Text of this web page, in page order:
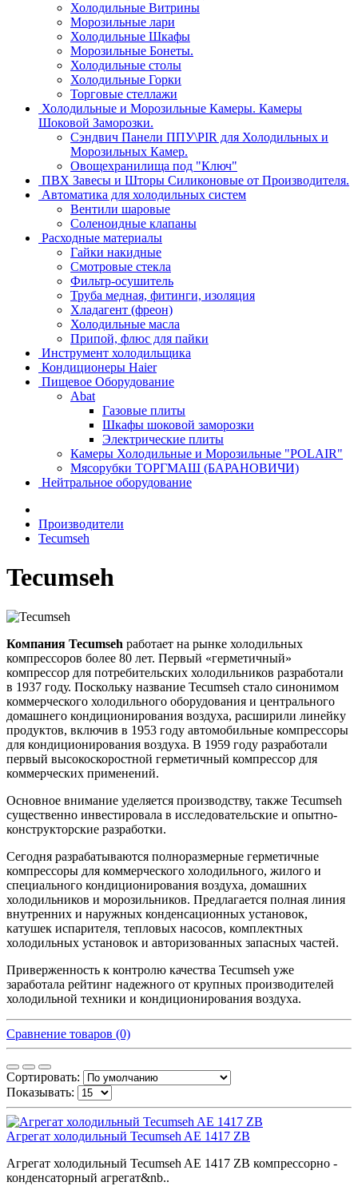
Холодильные Витрины
Морозильные лари
Холодильные Шкафы
Морозильные Бонеты.
Холодильные столы
Холодильные Горки
Торговые стеллажи
Холодильные и Морозильные Камеры. Камеры
Шоковой Заморозки.
Сэндвич Панели ППУ\PIR для Холодильных и
Морозильных Камер.
Овощехранилища под "Ключ"
ПВХ Завесы и Шторы Силиконовые от Производителя.
Автоматика для холодильных систем
Вентили шаровые
Соленоидные клапаны
Расходные материалы
Гайки накидные
Смотровые стекла
Фильтр-осушитель
Труба медная, фитинги, изоляция
Хладагент (фреон)
Холодильные масла
Припой, флюс для пайки
Инструмент холодильщика
Кондиционеры Haier
Пищевое Оборудование
Abat
Газовые плиты
Шкафы шоковой заморозки
Электрические плиты
Камеры Холодильные и Морозильные "POLAIR"
Мясорубки ТОРГМАШ (БАРАНОВИЧИ)
Нейтральное оборудование
Производители
Tecumseh
Tecumseh
Компания Tecumseh работает на рынке холодильных
компрессоров более 80 лет. Первый «герметичный»
компрессор для потребительских холодильников разработали
в 1937 году. Поскольку название Tecumseh стало синонимом
коммерческого холодильного оборудования и центрального
домашнего кондиционирования воздуха, расширили линейку
продуктов, включив в 1953 году автомобильные компрессоры
для кондиционирования воздуха. В 1959 году разработали
первый высокоскоростной герметичный компрессор для
коммерческих применений.
Основное внимание уделяется производству, также Tecumseh
существенно инвестировала в исследовательские и опытно-
конструкторские разработки.
Сегодня разрабатываются полноразмерные герметичные
компрессоры для коммерческого холодильного, жилого и
специального кондиционирования воздуха, домашних
холодильников и морозильников. Предлагается полная линия
внутренних и наружных конденсационных установок,
катушек испарителя, тепловых насосов, комплектных
холодильных установок и авторизованных запасных частей.
Приверженность к контролю качества Tecumseh уже
заработала рейтинг надежного от крупных производителей
холодильной техники и кондиционирования воздуха.
Сравнение товаров (0)
Сортировать:
Показывать:
Агрегат холодильный Tecumseh AE 1417 ZB
Агрегат холодильный Tecumseh AE 1417 ZB компрессорно -
конденсаторный агрегат&nb..